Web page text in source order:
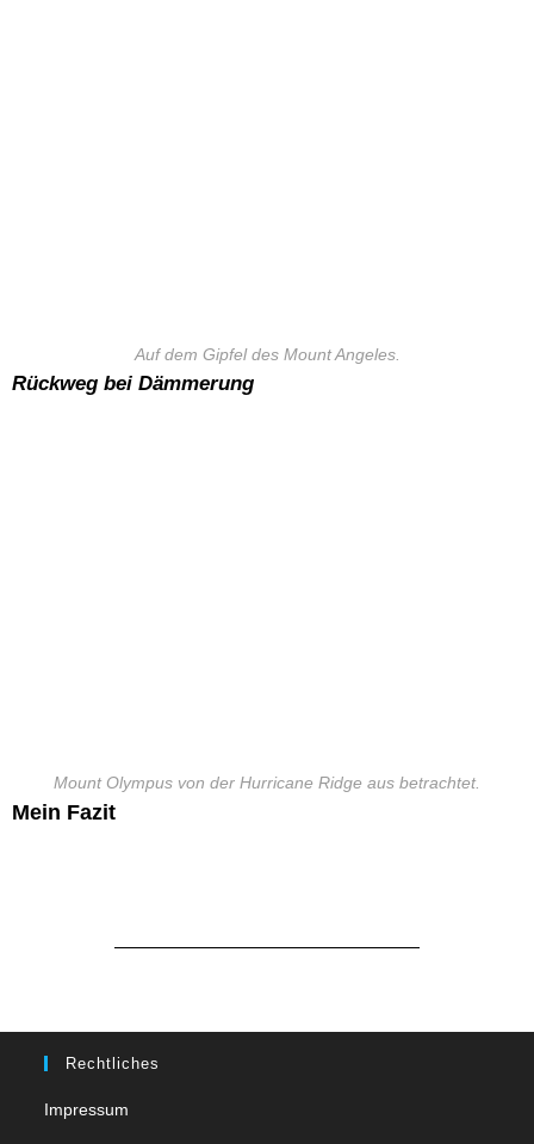
Auf dem Gipfel des Mount Angeles.
Rückweg bei Dämmerung
Mount Olympus von der Hurricane Ridge aus betrachtet.
Mein Fazit
Rechtliches
Impressum